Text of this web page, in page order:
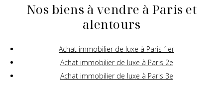
Nos biens à vendre à Paris et
alentours
Achat immobilier de luxe à Paris 1er
Achat immobilier de luxe à Paris 2e
Achat immobilier de luxe à Paris 3e